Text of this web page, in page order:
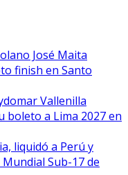
José Maita
finish en Santo
Vallenilla
boleto a Lima 2027 en
liquidó a Perú y
Sub-17 de